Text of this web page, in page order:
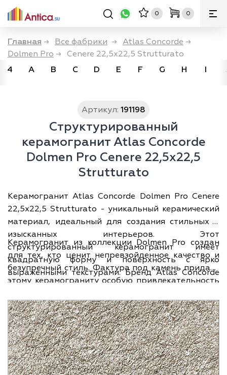
0 0
Главная → Все фабрики → Atlas Concorde →
Dolmen Pro →
Cenere 22,5x22,5 Strutturato
4
A B C D E F G H I
Артикул: 191198
Структурированный
керамогранит Atlas Concorde
Dolmen Pro Cenere 22,5x22,5
Strutturato
Керамогранит Atlas Concorde Dolmen Pro Cenere
22,5x22,5 Strutturato - уникальный керамический
материал, идеальный для создания стильных и
изысканных интерьеров. Этот
структурированный керамогранит имеет
квадратную форму и поверхность с ярко
выраженными текстурами. Бренд Atlas Concorde
известен своим качеством и долговечностью
продукции, а страна бренда - Италия - славится
своим мастерством в производстве керамических
изделий.
Керамогранит из коллекции Dolmen Pro создан
для тех, кто ценит непревзойденное качество и
безупречный стиль. Фактура под камень придает
этому керамограниту особую привлекательность
позволяет создавать различные плиточные
композиции, а ширина и длина 22.5 см делают его
универсальным и применимым в различных
пространствах. Толщина плитки составляет 9 мм,
обеспечивая надежность и прочность. Отличное
сочетание качества и красоты - вот что делает